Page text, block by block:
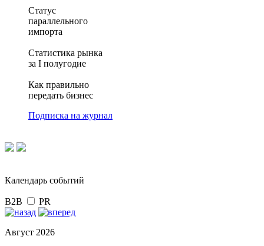
Статус
параллельного
импорта
Статистика рынка
за I полугодие
Как правильно
передать бизнес
Подписка на журнал
Календарь событий
B2B PR
Август 2026